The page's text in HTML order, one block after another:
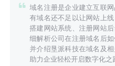
 域名注册是企业建立互联
有域名还不足以让网站上线
搭建网站系统、注册网站
细解析公司在注册域名后
并介绍垦派科技在域名及
助力企业轻松开启数字化之